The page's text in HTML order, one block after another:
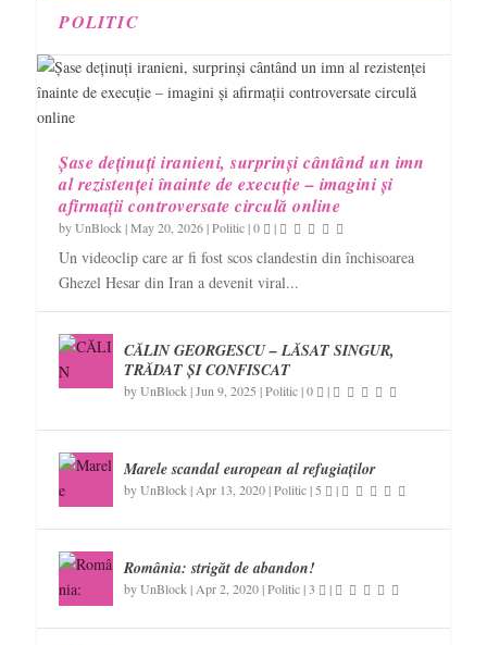
POLITIC
Șase deținuți iranieni, surprinși cântând un imn
al rezistenței înainte de execuție – imagini și
afirmații controversate circulă online
byUnBlock |May 20, 2026|Politic|0 |
Un videoclip care ar fi fost scos clandestin din închisoarea
Ghezel Hesar din Iran a devenit viral...
CĂLIN GEORGESCU – LĂSAT SINGUR,
TRĂDAT ȘI CONFISCAT
byUnBlock |Jun 9, 2025 |Politic|0 |
Marele scandal european al refugiaților
byUnBlock | Apr 13, 2020|Politic| 5 |
România: strigăt de abandon!
byUnBlock | Apr 2, 2020|Politic|3 |